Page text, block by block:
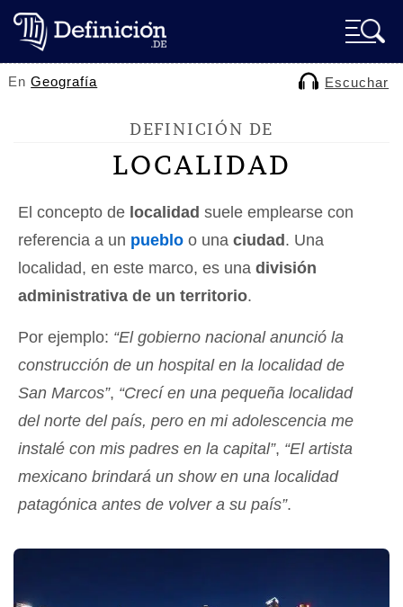
EnGeografía Escuchar
DEFINICIÓN DE
LOCALIDAD
El concepto de localidad suele emplearse con
referencia a un pueblo o una ciudad . Una
localidad, en este marco, es una división
administrativa de un territorio.
Por ejemplo: “El gobierno nacional anunció la
construcción de un hospital en la localidad de
San Marcos”, “Crecí en una pequeña localidad
del norte del país, pero en mi adolescencia me
instalé con mis padres en la capital”, “El artista
mexicano brindará un show en una localidad
patagónica antes de volver a su país”.